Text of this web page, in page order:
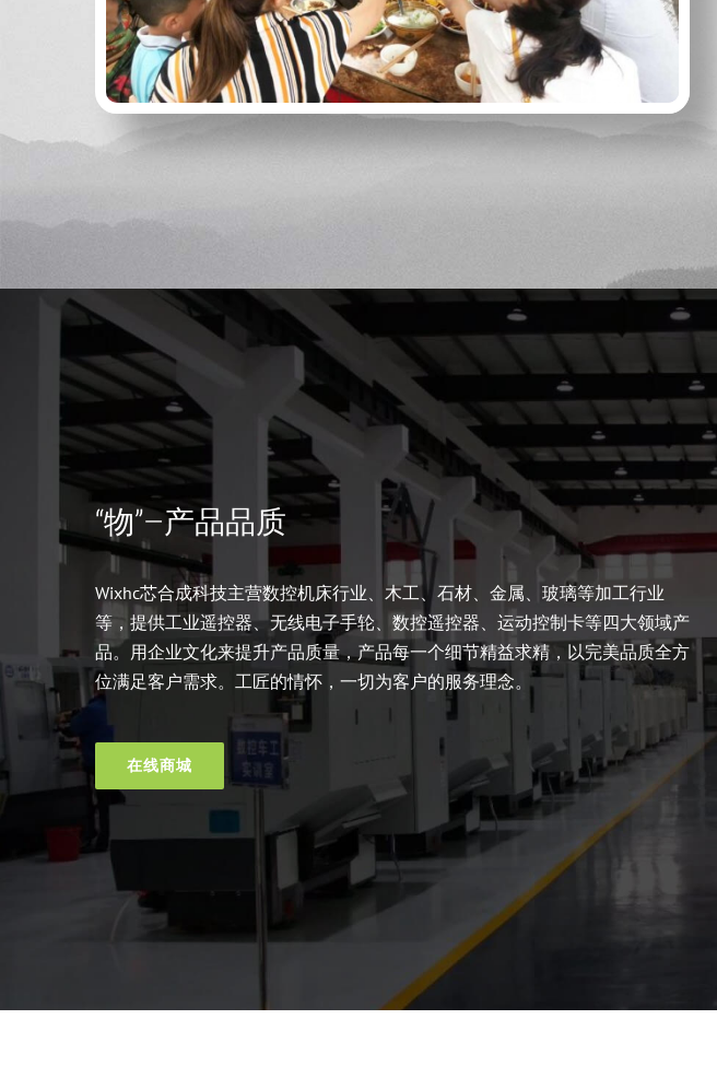
“物”–产品品质
Wixhc芯合成科技主营数控机床行业、木工、石材、金属、玻璃等加工行业
等，提供工业遥控器、无线电子手轮、数控遥控器、运动控制卡等四大领域产
品。用企业文化来提升产品质量，产品每一个细节精益求精，以完美品质全方
位满足客户需求。工匠的情怀，一切为客户的服务理念。
在线商城